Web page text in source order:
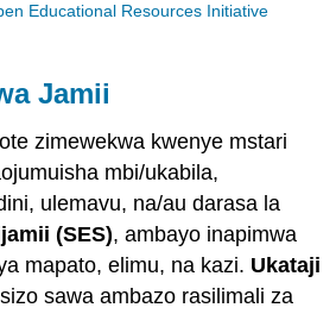
Educational Resources Initiative
Jamii
zimewekwa kwenye mstari
mbi/ukabila,
ulemavu, na/au darasa la
(SES), ambayo inapimwa
mapato, elimu, na kazi. Ukataji
sawa ambazo rasilimali za